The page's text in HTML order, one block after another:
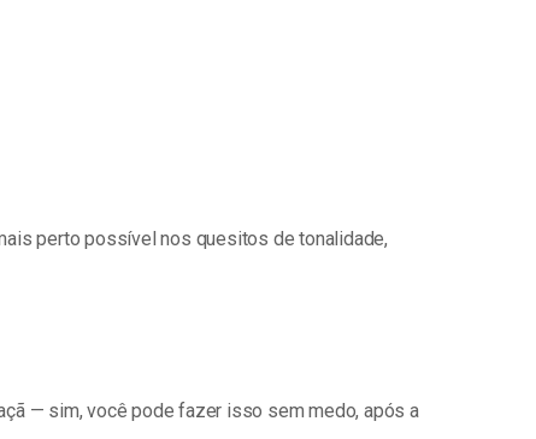
perto possível nos quesitos de tonalidade,
— sim, você pode fazer isso sem medo, após a